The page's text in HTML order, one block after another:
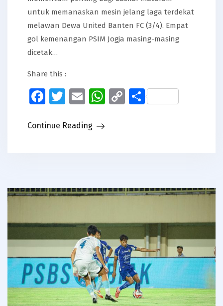
untuk memanaskan mesin jelang laga terdekat
melawan Dewa United Banten FC (3/4). Empat
gol kemenangan PSIM Jogja masing-masing
dicetak…
Share this :
Facebook
Twitter
EmailWhatsApp
CopyShare
Continue Reading